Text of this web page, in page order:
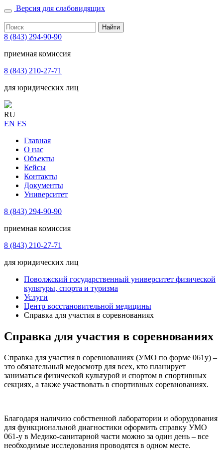
Версия для слабовидящих
Найти
8 (843) 294-90-90
приемная комиссия
8 (843) 210-27-71
для юридических лиц
RU
EN ES
Главная
О нас
Объекты
Кейсы
Контакты
Документы
Университет
8 (843) 294-90-90
приемная комиссия
8 (843) 210-27-71
для юридических лиц
Поволжский государственный университет физической
культуры, спорта и туризма
Услуги
Центр восстановительной медицины
Справка для участия в соревнованиях
Справка для участия в соревнованиях
Справка для участия в соревнованиях (УМО по форме 061у) –
это обязательный медосмотр для всех, кто планирует
заниматься физической культурой и спортом в спортивных
секциях, а также участвовать в спортивных соревнованиях.
Благодаря наличию собственной лаборатории и оборудования
для функциональной диагностики оформить справку УМО
061-у в Медико-санитарной части можно за один день – все
необходимые исследования проводятся в одном месте.